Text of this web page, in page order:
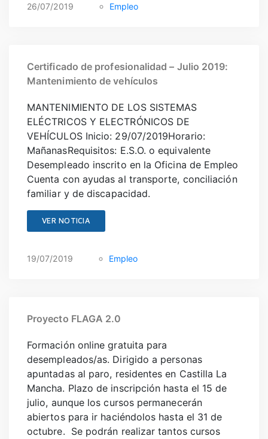
26/07/2019 Empleo
Certificado de profesionalidad – Julio 2019:
Mantenimiento de vehículos
MANTENIMIENTO DE LOS SISTEMAS
ELÉCTRICOS Y ELECTRÓNICOS DE
VEHÍCULOS Inicio: 29/07/2019Horario:
MañanasRequisitos: E.S.O. o equivalente
Desempleado inscrito en la Oficina de Empleo
Cuenta con ayudas al transporte, conciliación
familiar y de discapacidad.
VER NOTICIA
19/07/2019 Empleo
Proyecto FLAGA 2.0
Formación online gratuita para
desempleados/as. Dirigido a personas
apuntadas al paro, residentes en Castilla La
Mancha. Plazo de inscripción hasta el 15 de
julio, aunque los cursos permanecerán
abiertos para ir haciéndolos hasta el 31 de
octubre. Se podrán realizar tantos cursos